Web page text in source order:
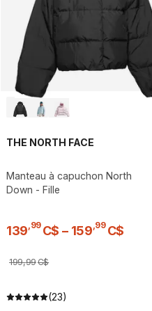
THE NORTH FACE
Manteau à capuchon North
Down - Fille
139 99 C$ – 159 99 C$
199,99C$
(23)